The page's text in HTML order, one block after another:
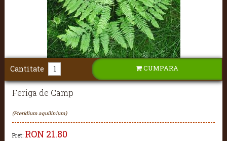
Feriga de Camp
(Pteridium aquilinium)
Pret: RON 21.80
Cantitate CUMPARA